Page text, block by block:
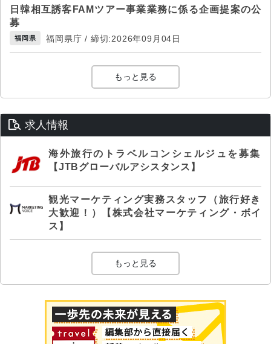
日韓相互誘客FAMツアー事業業務に係る企画提案の公
募
福岡県 福岡県庁 / 締切:2026年09月04日
もっと見る
求人情報
海外旅行のトラベルコンシェルジュを募集
【JTBグローバルアシスタンス】
観光マーケティング実務スタッフ（旅行好き
大歓迎！）【株式会社マーケティング・ボイ
ス】
もっと見る